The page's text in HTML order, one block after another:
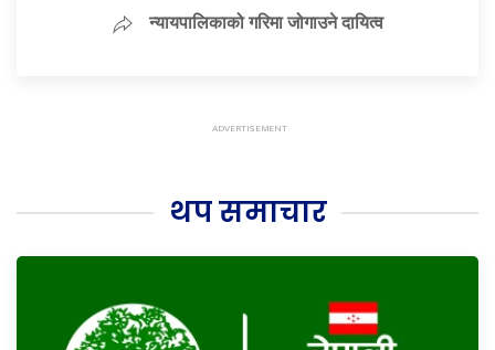
न्यायपालिकाको गरिमा जोगाउने दायित्व
थप समाचार